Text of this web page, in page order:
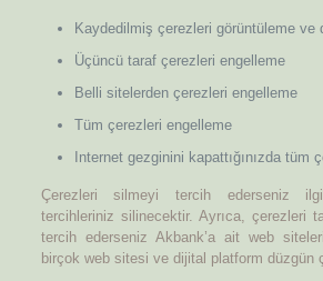
Kaydedilmiş çerezleri görüntüleme ve
Üçüncü taraf çerezleri engelleme
Belli sitelerden çerezleri engelleme
Tüm çerezleri engelleme
Internet gezginini kapattığınızda tüm
Çerezleri silmeyi tercih ederseniz
tercihleriniz silinecektir. Ayrıca, çerezleri
tercih ederseniz Akbank’a ait web
birçok web sitesi ve dijital platform düzgün